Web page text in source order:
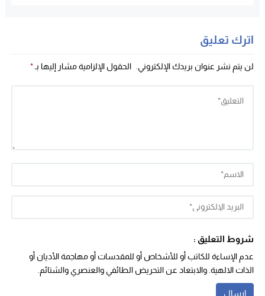
اترك تعليق
لن يتم نشر عنوان بريدك الإلكتروني. الحقول الإلزامية مشار إليها بـ *
شروط التعليق :
عدم الإساءة للكاتب أو للأشخاص أو للمقدسات أو مهاجمة الأديان أو
الذات الالهية. والابتعاد عن التحريض الطائفي والعنصري والشتائم.